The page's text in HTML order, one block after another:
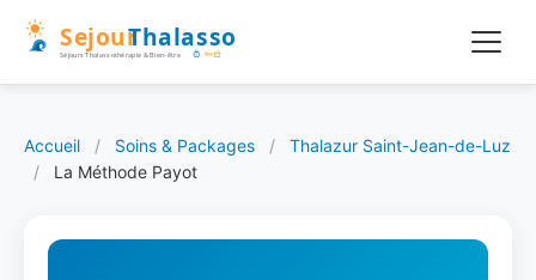
Accueil / Soins & Packages /
Thalazur Saint-Jean-de-Luz
/
La Méthode Payot